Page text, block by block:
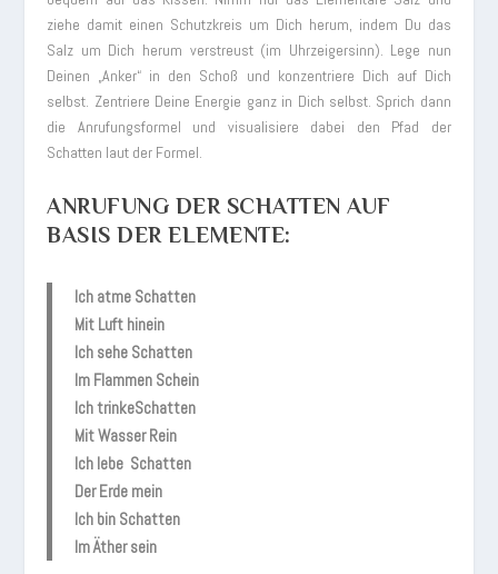
ziehe damit einen Schutzkreis um Dich herum, indem Du das
Salz um Dich herum verstreust (im Uhrzeigersinn). Lege nun
Deinen „Anker“ in den Schoß und konzentriere Dich auf Dich
selbst. Zentriere Deine Energie ganz in Dich selbst. Sprich dann
die Anrufungsformel und visualisiere dabei den Pfad der
Schatten laut der Formel.
ANRUFUNG DER SCHATTEN AUF
BASIS DER ELEMENTE:
Ich atme Schatten
Mit Luft hinein
Ich sehe Schatten
Im Flammen Schein
Ich trinkeSchatten
Mit Wasser Rein
Ich lebe Schatten
Der Erde mein
Ich bin Schatten
Im Äther sein